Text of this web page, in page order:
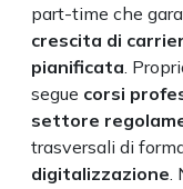
part-time che
crescita di
pianificata .
segue corsi
settore
trasversali di
digitalizzazione